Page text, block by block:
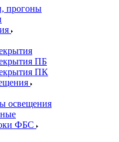
прогоны
ПБ
ПК
освещения
ФБС